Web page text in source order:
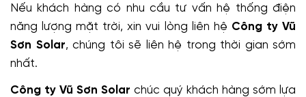
Nếu khách hàng có nhu cầu tư vấn hệ thống điện
năng lượng mặt trời, xin vui lòng liên hệ Công ty Vũ
Sơn Solar, chúng tôi sẽ liên hệ trong thời gian sớm
nhất.
Công ty Vũ Sơn Solar chúc quý khách hàng sớm lựa